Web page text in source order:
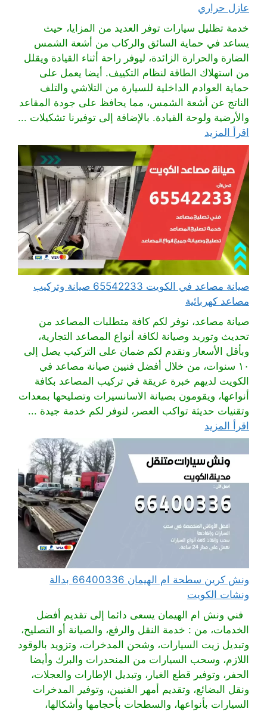
عازل حراري
خدمة تظليل سيارات توفر العديد من المزايا، حيث
يساعد في حماية السائق والركاب من أشعة الشمس
الضارة والحرارة الزائدة، ليوفر راحة أثناء القيادة ويقلل
من استهلاك الطاقة لنظام التكييف. أيضا يعمل على
حماية العوادم الداخلية للسيارة من التلاشي والتلف
الناتج عن أشعة الشمس، مما يحافظ على جودة المقاعد
والأرضية ولوحة القيادة. بالإضافة إلى توفيرنا تشكيلات ...
اقرأ المزيد
صيانة مصاعد في الكويت 65542233 صيانة وتركيب
مصاعد كهربائية
صيانة مصاعد، نوفر لكم كافة متطلبات المصاعد من
تحديث وتوريد وصيانة لكافة أنواع المصاعد التجارية،
وبأقل الأسعار ونقدم لكم ضمان على التركيب يصل إلى
١٠ سنوات، من خلال أفضل فنيين صيانة مصاعد في
الكويت لديهم خبرة عريقة في تركيب المصاعد بكافة
أنواعها، ويقومون بصيانة الاسانسيرات وتصليحها بمعدات
وتقنيات حديثة تواكب العصر، لنوفر لكم خدمة جيدة ...
اقرأ المزيد
ونش كرين سطحة ام الهيمان 66400336 بدالة
ونشات الكويت
فني ونش ام الهيمان يسعى دائما إلى تقديم أفضل
الخدمات، من : خدمة النقل والرفع، والصيانة أو التصليح،
وتبديل زيت السيارات، وشحن المدخرات، وتزويد بالوقود
اللازم، وسحب السيارات من المنحدرات والبرك وأيضا
الحفر، وتوفير قطع الغيار، وتبديل الإطارات والعجلات،
ونقل البضائع، وتقديم أمهر الفنيين، وتوفير المدخرات
السيارات بأنواعها، والسطحات بأحجامها وأشكالها،